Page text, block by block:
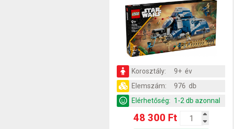
Korosztály:
9+ év
Elemszám:
976 db
Elérhetőség: 1-2 db azonnal
48 300 Ft